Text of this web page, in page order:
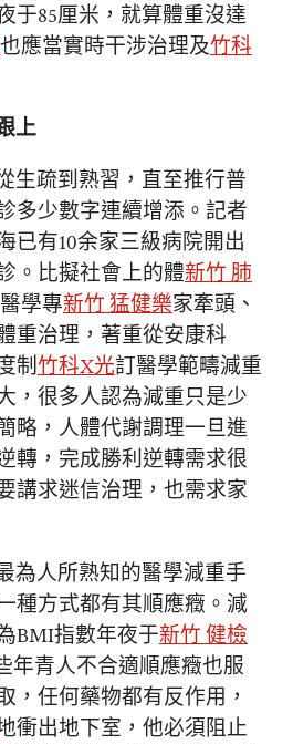
于85厘米，就算體重沒達
也應當實時干涉治理及竹科
上
生疏到熟習，直至推行普
多少數字連續增添。記者
已有10余家三級病院開出
。比擬社會上的體新竹 肺
學專新竹 猛健樂家牽頭、
重治理，著重從安康科
制竹科X光訂醫學範疇減重
，很多人認為減重只是少
略，人體代謝調理一旦進
轉，完成勝利逆轉需求很
講求迷信治理，也需求家
為人所熟知的醫學減重手
種方式都有其順應癥。減
BMI指數年夜于新竹 健檢
年青人不合適順應癥也服
，任何藥物都有反作用，
衝出地下室，他必須阻止